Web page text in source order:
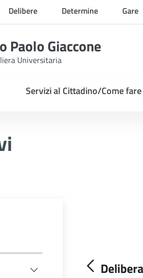
Delibere Determine Gare
Paolo Giaccone
Universitaria
Servizi al Cittadino/Come